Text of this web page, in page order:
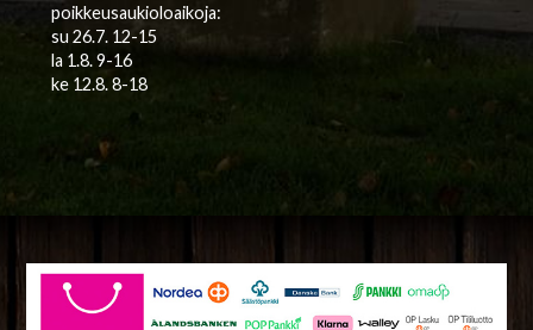
poikkeusaukioloaikoja:
su 26.7. 12-15
la 1.8. 9-16
ke 12.8. 8-18